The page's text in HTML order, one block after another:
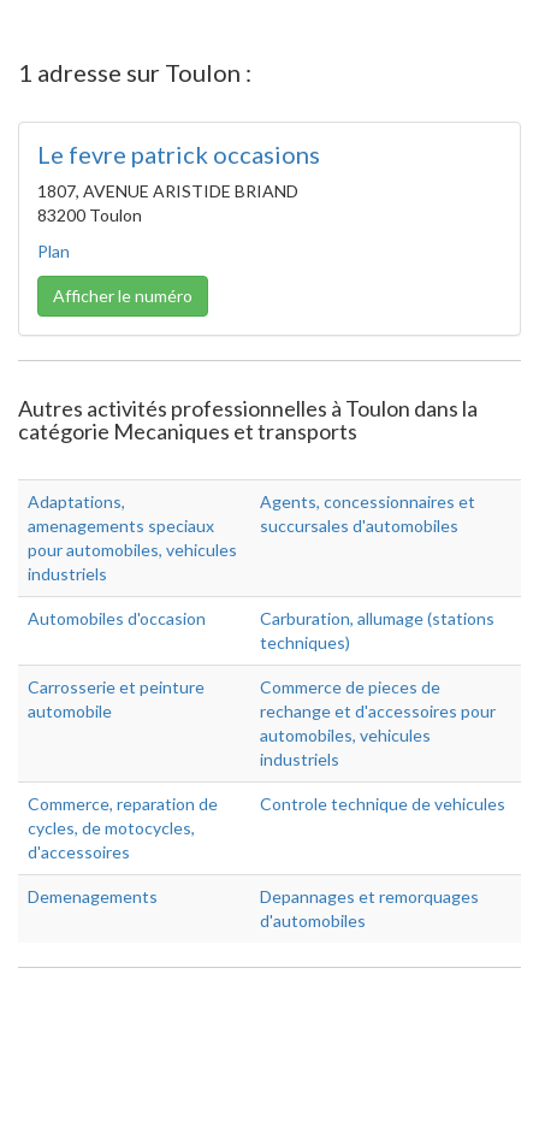
1 adresse sur Toulon :
Le fevre patrick occasions
1807, AVENUE ARISTIDE BRIAND
83200 Toulon
Plan
Afficher le numéro
Autres activités professionnelles à Toulon dans la
catégorie Mecaniques et transports
Adaptations,
amenagements speciaux
pour automobiles, vehicules
industriels
Agents, concessionnaires et
succursales d'automobiles
Automobiles d'occasion
Carburation, allumage (stations
techniques)
Carrosserie et peinture
automobile
Commerce de pieces de
rechange et d'accessoires pour
automobiles, vehicules
industriels
Commerce, reparation de
cycles, de motocycles,
d'accessoires
Controle technique de vehicules
Demenagements
Depannages et remorquages
d'automobiles